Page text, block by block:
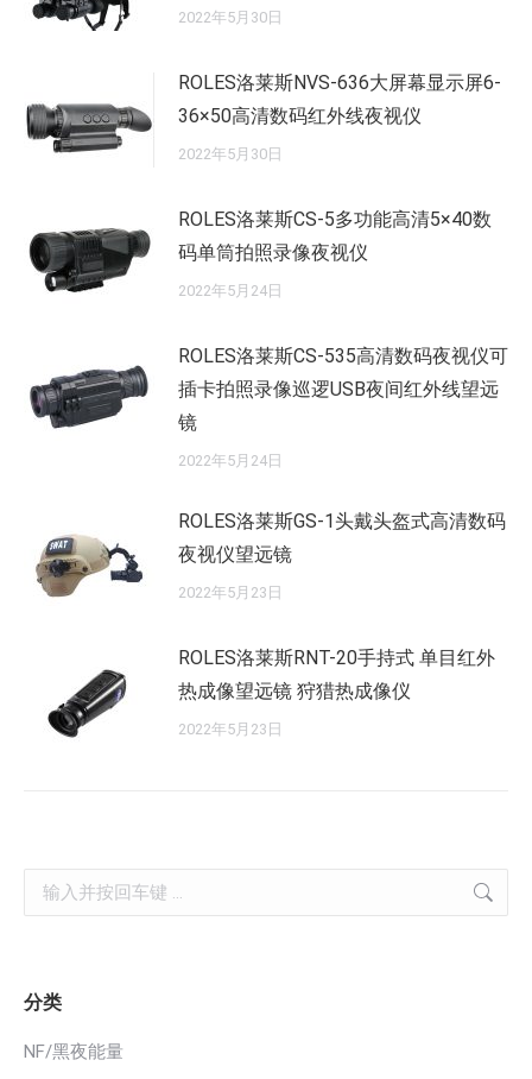
2022年5月30日
ROLES洛莱斯NVS-636大屏幕显示屏6-
36×50高清数码红外线夜视仪
2022年5月30日
ROLES洛莱斯CS-5多功能高清5×40数
码单筒拍照录像夜视仪
2022年5月24日
ROLES洛莱斯CS-535高清数码夜视仪可
插卡拍照录像巡逻USB夜间红外线望远
镜
2022年5月24日
ROLES洛莱斯GS-1头戴头盔式高清数码
夜视仪望远镜
2022年5月23日
ROLES洛莱斯RNT-20手持式 单目红外
热成像望远镜 狩猎热成像仪
2022年5月23日
Search:
分类
NF/黑夜能量